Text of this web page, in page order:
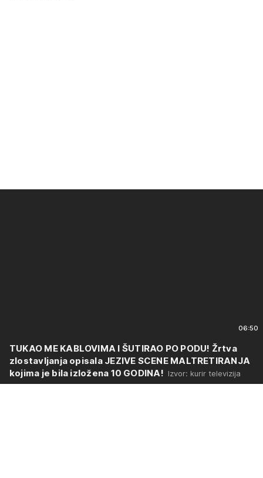
06:50
TUKAO ME KABLOVIMA I ŠUTIRAO PO PODU! Žrtva
zlostavljanja opisala JEZIVE SCENE MALTRETIRANJA
kojima je bila izložena 10 GODINA! Izvor: kurir televizija